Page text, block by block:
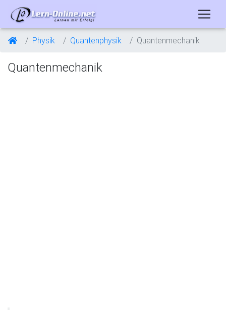
Physik Quantenphysik Quantenmechanik
Quantenmechanik